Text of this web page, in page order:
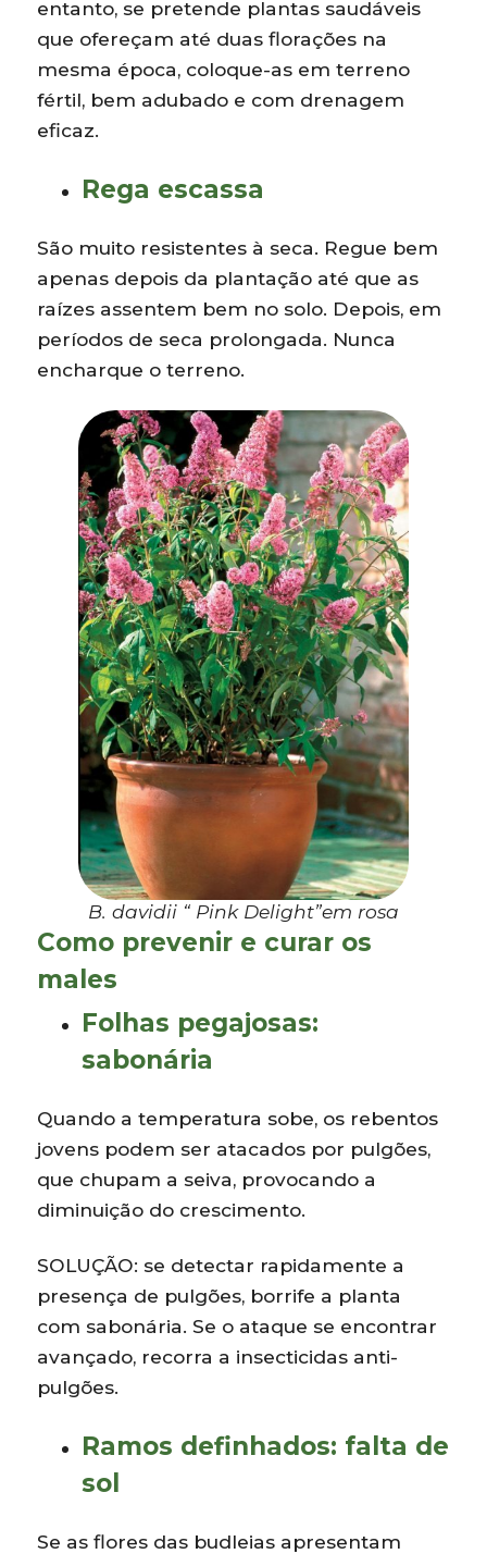
entanto, se pretende plantas saudáveis
que ofereçam até duas florações na
mesma época, coloque-as em terreno
fértil, bem adubado e com drenagem
eficaz.
Rega escassa
São muito resistentes à seca. Regue bem
apenas depois da plantação até que as
raízes assentem bem no solo. Depois, em
períodos de seca prolongada. Nunca
encharque o terreno.
B. davidii “ Pink Delight”em rosa
Como prevenir e curar os
males
Folhas pegajosas:
sabonária
Quando a temperatura sobe, os rebentos
jovens podem ser atacados por pulgões,
que chupam a seiva, provocando a
diminuição do crescimento.
SOLUÇÃO: se detectar rapidamente a
presença de pulgões, borrife a planta
com sabonária. Se o ataque se encontrar
avançado, recorra a insecticidas anti-
pulgões.
Ramos definhados: falta de
sol
Se as flores das budleias apresentam